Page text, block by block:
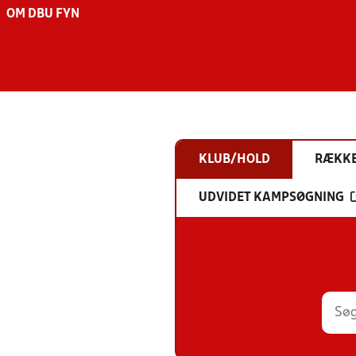
OM DBU FYN
KLUB/HOLD
UDVIDET KAMPSØGNING